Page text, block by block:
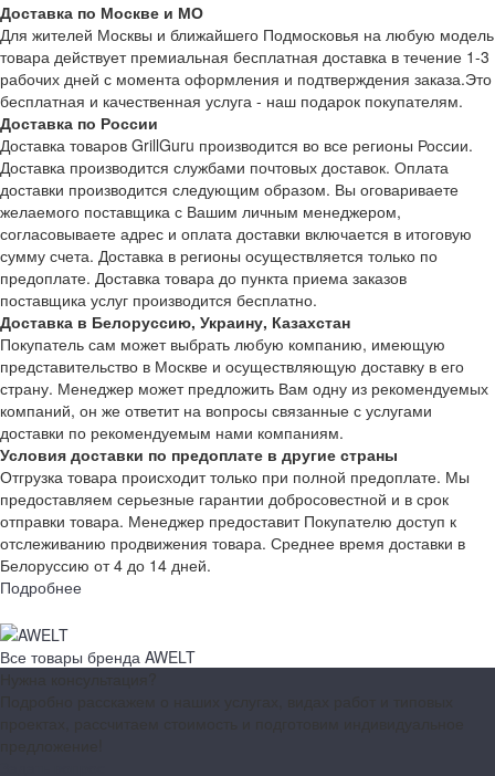
Доставка по Москве и МО
Для жителей Москвы и ближайшего Подмосковья на любую модель
товара действует премиальная бесплатная доставка в течение 1-3
рабочих дней с момента оформления и подтверждения заказа.Это
бесплатная и качественная услуга - наш подарок покупателям.
Доставка по России
Доставка товаров GrillGuru производится во все регионы России.
Доставка производится службами почтовых доставок. Оплата
доставки производится следующим образом. Вы оговариваете
желаемого поставщика с Вашим личным менеджером,
согласовываете адрес и оплата доставки включается в итоговую
сумму счета. Доставка в регионы осуществляется только по
предоплате. Доставка товара до пункта приема заказов
поставщика услуг производится бесплатно.
Доставка в Белоруссию, Украину, Казахстан
Покупатель сам может выбрать любую компанию, имеющую
представительство в Москве и осуществляющую доставку в его
страну. Менеджер может предложить Вам одну из рекомендуемых
компаний, он же ответит на вопросы связанные с услугами
доставки по рекомендуемым нами компаниям.
Условия доставки по предоплате в другие страны
Отгрузка товара происходит только при полной предоплате. Мы
предоставляем серьезные гарантии добросовестной и в срок
отправки товара. Менеджер предоставит Покупателю доступ к
отслеживанию продвижения товара. Среднее время доставки в
Белоруссию от 4 до 14 дней.
Подробнее
Все товары бренда AWELT